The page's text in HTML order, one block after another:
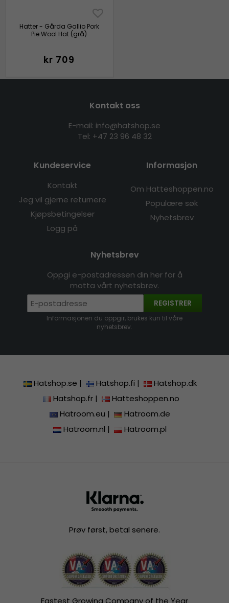
Hatter - Gårda Gallio Pork
Pie Wool Hat (grå)
kr 709
Kontakt oss
E-mail: info@hatshop.se
Tel: +47 23 96 48 32
Kundeservice
Kontakt
Jeg vil gjerne returnere
Kjøpsbetingelser
Logg på
Informasjon
Om Hatteshoppen.no
Populære søk
Nyhetsbrev
Nyhetsbrev
Oppgi e-postadressen din her for å
motta vårt nyhetsbrev.
REGISTRER
Informasjonen du oppgir, brukes kun til våre
nyhetsbrev.
Hatshop.se | Hatshop.fi |
Hatshop.dk
Hatshop.fr|
Hatteshoppen.no
Hatroom.eu |
Hatroom.de
Hatroom.nl | Hatroom.pl
Prøv først, betal senere.
Fastest Growing Company of the Year